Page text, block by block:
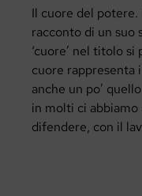
Il cuore del
racconto di un suo
‘cuore’ nel titolo
cuore rappresenta
anche un po’
in molti ci abbiamo
difendere, con il